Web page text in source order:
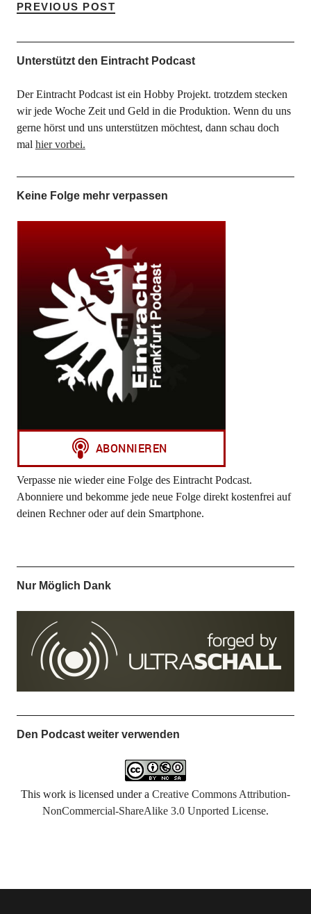
PREVIOUS POST
Unterstützt den Eintracht Podcast
Der Eintracht Podcast ist ein Hobby Projekt. trotzdem stecken
wir jede Woche Zeit und Geld in die Produktion. Wenn du uns
gerne hörst und uns unterstützen möchtest, dann schau doch
mal hier vorbei.
Keine Folge mehr verpassen
Verpasse nie wieder eine Folge des Eintracht Podcast.
Abonniere und bekomme jede neue Folge direkt kostenfrei auf
deinen Rechner oder auf dein Smartphone.
Nur Möglich Dank
Den Podcast weiter verwenden
This work is licensed under a Creative Commons Attribution-
NonCommercial-ShareAlike 3.0 Unported License.